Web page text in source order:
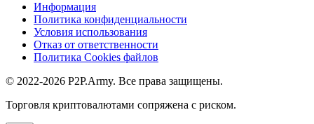
Информация
Политика конфиденциальности
Условия использования
Отказ от ответственности
Политика Cookies файлов
© 2022-2026 P2P.Army. Все права защищены.
Торговля криптовалютами сопряжена с риском.